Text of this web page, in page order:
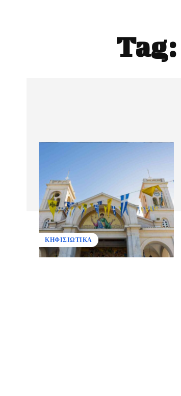
Tag:
ΚΗΦΙΣΙΩΤΙΚΑ